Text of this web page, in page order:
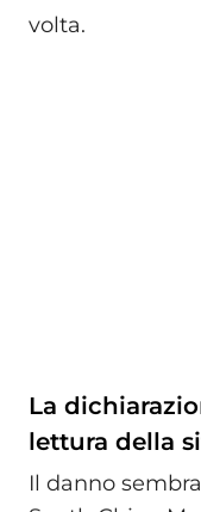
volta.
La
lettura della
Il danno